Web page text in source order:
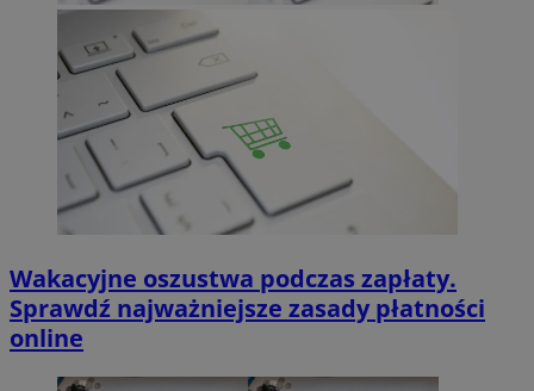
Wakacyjne oszustwa podczas zapłaty.
Sprawdź najważniejsze zasady płatności
online